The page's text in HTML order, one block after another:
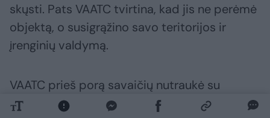
skųsti. Pats VAATC tvirtina, kad jis ne perėmė
objektą, o susigrąžino savo teritorijos ir
įrenginių valdymą.
VAATC prieš porą savaičių nutraukė su
„Energesman“ sudarytą MBA įrenginių